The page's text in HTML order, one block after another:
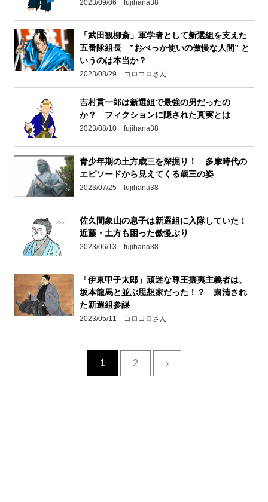
2023/09/06 fujihana38
「武田観柳斎」軍学者として新選組を支えた
五番隊組長 ”おべっか使いの傲慢な人間” と
いうのは本当か？
2023/08/29 コロコロさん
吉村貫一郎は新選組で最強の男だったの
か？ フィクションに隠された真実とは
2023/08/10 fujihana38
青少年期の土方歳三を深掘り！ 多摩時代の
エピソードから見えてくる歳三の姿
2023/07/25 fujihana38
佐久間象山の息子は新選組に入隊していた！
近藤・土方も困った傲慢ぶり
2023/06/13 fujihana38
「伊東甲子太郎」頑迷な尊王攘夷主義者は、
坂本龍馬と並ぶ思想家だった！？ 粛清され
た新選組参謀
2023/05/11 コロコロさん
1 2 ›